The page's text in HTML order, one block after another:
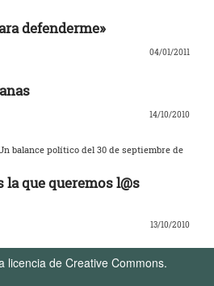
defenderme»
04/01/2011
14/10/2010
balance político del 30 de septiembre de
la que queremos l@s
13/10/2010
licencia de Creative Commons.